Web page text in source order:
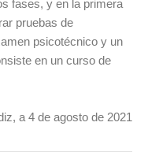
fases, y en la primera
pruebas de
psicotécnico y un
en un curso de
a 4 de agosto de 2021